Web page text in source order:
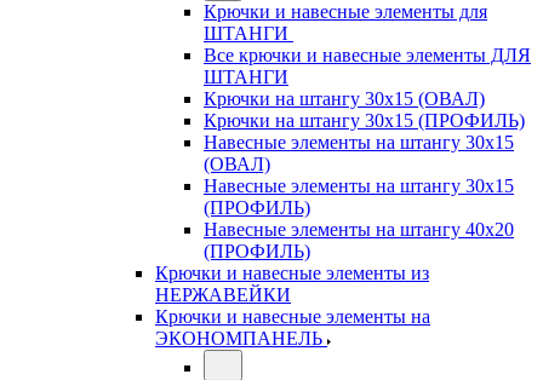
Крючки и навесные элементы для
ШТАНГИ
Все крючки и навесные элементы ДЛЯ
ШТАНГИ
Крючки на штангу 30х15 (ОВАЛ)
Крючки на штангу 30х15 (ПРОФИЛЬ)
Навесные элементы на штангу 30х15
(ОВАЛ)
Навесные элементы на штангу 30х15
(ПРОФИЛЬ)
Навесные элементы на штангу 40х20
(ПРОФИЛЬ)
Крючки и навесные элементы из
НЕРЖАВЕЙКИ
Крючки и навесные элементы на
ЭКОНОМПАНЕЛЬ